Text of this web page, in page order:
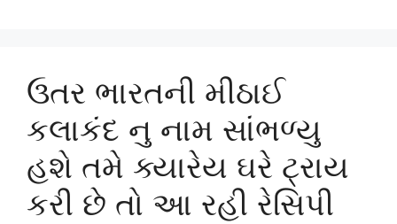
ઉતર ભારતની મીઠાઈ
કલાકંદ નુ નામ સાંભળ્યુ
હશે તમે ક્યારેય ઘરે ટ્રાય
કરી છે તો આ રહી રેસિપી